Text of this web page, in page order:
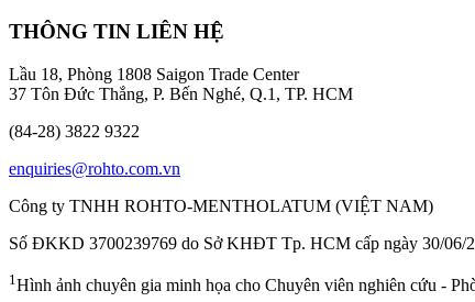
THÔNG TIN LIÊN HỆ
Lầu 18, Phòng 1808 Saigon Trade Center
37 Tôn Đức Thắng, P. Bến Nghé, Q.1, TP. HCM
(84-28) 3822 9322
enquiries@rohto.com.vn
Công ty TNHH ROHTO-MENTHOLATUM (VIỆT NAM)
Số ĐKKD 3700239769 do Sở KHĐT Tp. HCM cấp ngày 30/06/
1 Hình ảnh chuyên gia minh họa cho Chuyên viên nghiên cứu -